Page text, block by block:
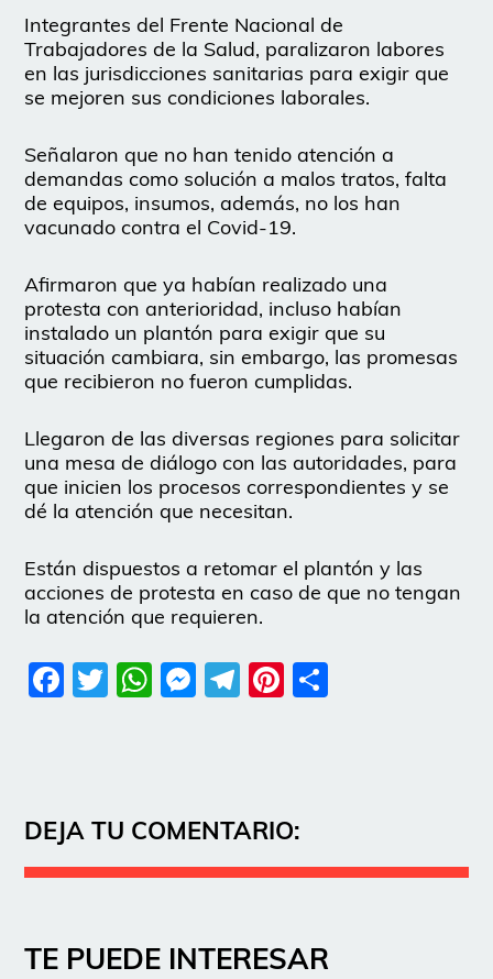
Integrantes del Frente Nacional de
Trabajadores de la Salud, paralizaron labores
en las jurisdicciones sanitarias para exigir que
se mejoren sus condiciones laborales.
Señalaron que no han tenido atención a
demandas como solución a malos tratos, falta
de equipos, insumos, además, no los han
vacunado contra el Covid-19.
Afirmaron que ya habían realizado una
protesta con anterioridad, incluso habían
instalado un plantón para exigir que su
situación cambiara, sin embargo, las promesas
que recibieron no fueron cumplidas.
Llegaron de las diversas regiones para solicitar
una mesa de diálogo con las autoridades, para
que inicien los procesos correspondientes y se
dé la atención que necesitan.
Están dispuestos a retomar el plantón y las
acciones de protesta en caso de que no tengan
la atención que requieren.
Facebook
Twitter
WhatsApp
Messenger
Telegram
Pinterest
DEJA TU COMENTARIO:
TE PUEDE INTERESAR